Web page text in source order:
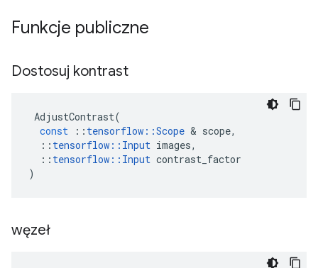
Funkcje publiczne
Dostosuj kontrast
AdjustContrast(
const
:: tensorflow ::Scope & scope,
:: tensorflow :: Input images,
:: tensorflow :: Input contrast_factor
)
węzeł